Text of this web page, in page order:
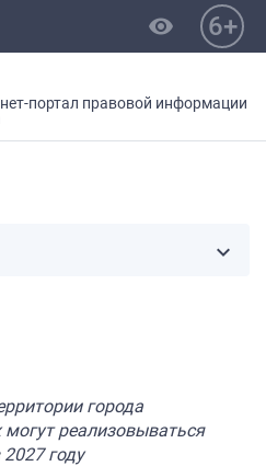
visibility 6+
портал правовой информации
города
реализовываться
году